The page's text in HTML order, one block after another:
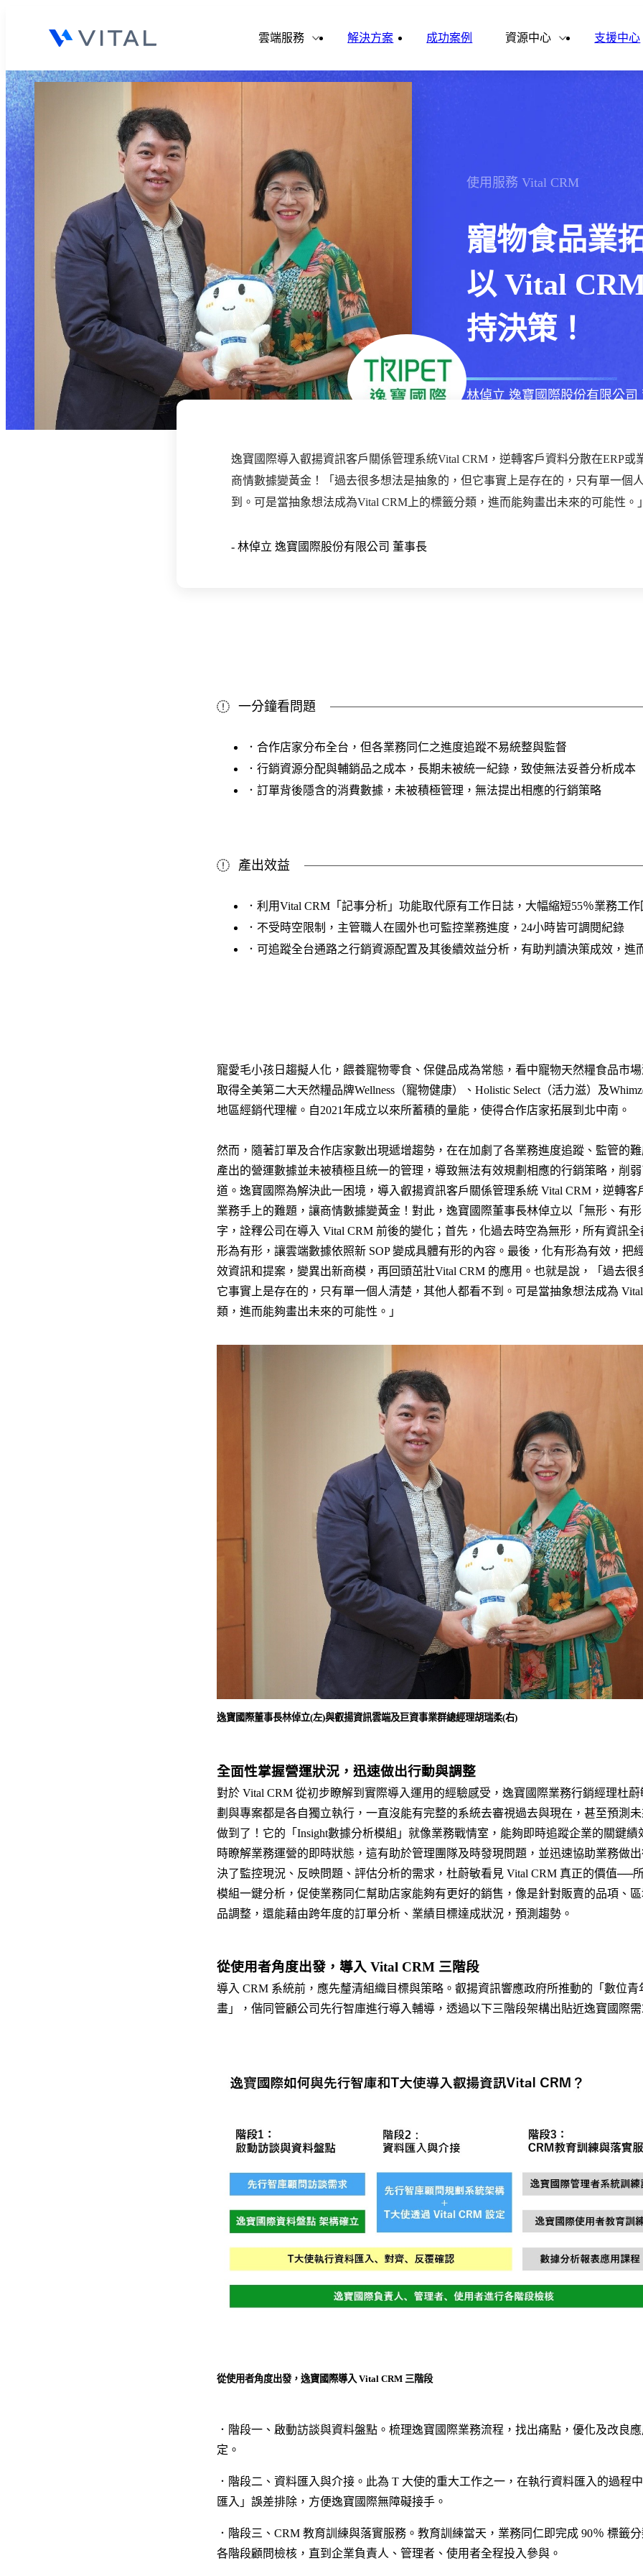
雲端服務 解決方案 成功案例 資源中心雲企誌 支援中心
使用服務 Vital CRM
寵物食品業
以 Vital
持決策！
林倬立 逸寶國際股份有限公司
逸寶國際導入叡揚資訊客戶關係管理系統Vital CRM，逆轉客戶資料分散在ERP或
商情數據變黃金！「過去很多想法是抽象的，但它事實上是存在的，只有單一個
到。可是當抽象想法成為Vital CRM上的標籤分類，進而能夠畫出未來的可能性。」
- 林倬立 逸寶國際股份有限公司 董事長
一分鐘看問題
．合作店家分布全台，但各業務同仁之進度追蹤不易統整與監督
．行銷資源分配與輔銷品之成本，長期未被統一紀錄，致使無法妥善分析成本
．訂單背後隱含的消費數據，未被積極管理，無法提出相應的行銷策略
產出效益
．利用Vital CRM「記事分析」功能取代原有工作日誌，大幅縮短55％業務工作
．不受時空限制，主管職人在國外也可監控業務進度，24小時皆可調閱紀錄
．可追蹤全台通路之行銷資源配置及其後續效益分析，有助判讀決策成效，進
寵愛毛小孩日趨擬人化，餵養寵物零食、保健品成為常態，看中寵物天然糧食品市
取得全美第二大天然糧品牌Wellness（寵物健康）、Holistic Select（活力滋）及
地區經銷代理權。自2021年成立以來所蓄積的量能，使得合作店家拓展到北中南。
然而，隨著訂單及合作店家數出現遞增趨勢，在在加劇了各業務進度追蹤、監管的
產出的營運數據並未被積極且統一的管理，導致無法有效規劃相應的行銷策略，削
道。逸寶國際為解決此一困境，導入叡揚資訊客戶關係管理系統 Vital CRM，逆轉客
業務手上的難題，讓商情數據變黃金！對此，逸寶國際董事長林倬立以「無形、有
字，詮釋公司在導入 Vital CRM 前後的變化；首先，化過去時空為無形，所有資訊
形為有形，讓雲端數據依照新 SOP 變成具體有形的內容。最後，化有形為有效，把
效資訊和提案，變異出新商模，再回頭茁壯Vital CRM 的應用。也就是說，「過去很
它事實上是存在的，只有單一個人清楚，其他人都看不到。可是當抽象想法成為
類，進而能夠畫出未來的可能性。」
逸寶國際董事長林倬立(左)與叡揚資訊雲端及巨資事業群總經理胡瑞柔(右)
全面性掌握營運狀況，迅速做出行動與調整
對於 Vital CRM 從初步瞭解到實際導入運用的經驗感受，逸寶國際業務行銷經理杜
劃與專案都是各自獨立執行，一直沒能有完整的系統去審視過去與現在，甚至預測
做到了！它的「Insight數據分析模組」就像業務戰情室，能夠即時追蹤企業的關鍵績
時瞭解業務運營的即時狀態，這有助於管理團隊及時發現問題，並迅速協助業務做
決了監控現況、反映問題、評估分析的需求，杜蔚敏看見 Vital CRM 真正的價值──
模組一鍵分析，促使業務同仁幫助店家能夠有更好的銷售，像是針對販賣的品項、
品調整，還能藉由跨年度的訂單分析、業績目標達成狀況，預測趨勢。
從使用者角度出發，導入 Vital CRM 三階段
導入 CRM 系統前，應先釐清組織目標與策略。叡揚資訊響應政府所推動的「數位青
畫」，偕同管顧公司先行智庫進行導入輔導，透過以下三階段架構出貼近逸寶國際需
從使用者角度出發，逸寶國際導入 Vital CRM 三階段
．階段一、啟動訪談與資料盤點。梳理逸寶國際業務流程，找出痛點，優化及改良
定。
．階段二、資料匯入與介接。此為 T 大使的重大工作之一，在執行資料匯入的過程
匯入」誤差排除，方便逸寶國際無障礙接手。
．階段三、CRM 教育訓練與落實服務。教育訓練當天，業務同仁即完成 90％ 標籤
各階段顧問檢核，直到企業負責人、管理者、使用者全程投入參與。